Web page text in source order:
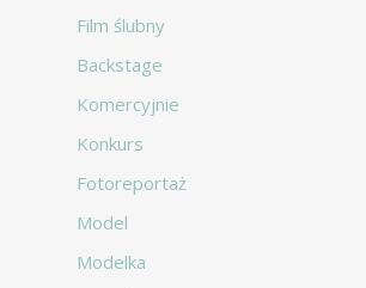
Film ślubny
Backstage
Komercyjnie
Konkurs
Fotoreportaż
Model
Modelka